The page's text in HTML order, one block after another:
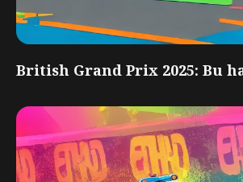
British Grand Prix 2025: Bu